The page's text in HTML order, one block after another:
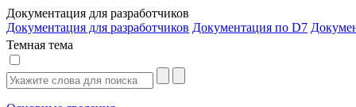
Документация для разработчиков
Документация для разработчиков Документация по D7
Темная тема